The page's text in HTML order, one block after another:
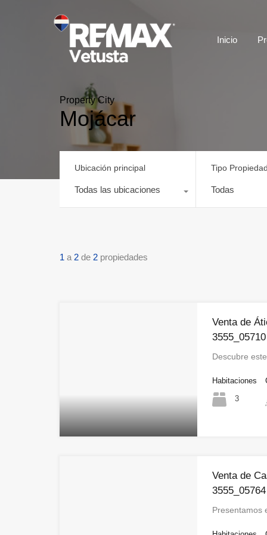
Inicio
Property City
Mojácar
Ubicación principal
Todas las ubicaciones
Tipo
Todas
1 a 2 de 2 propiedades
Venta de
3555_05710
Descubre
Habitaciones
3
Venta de
3555_05764
Presentamos